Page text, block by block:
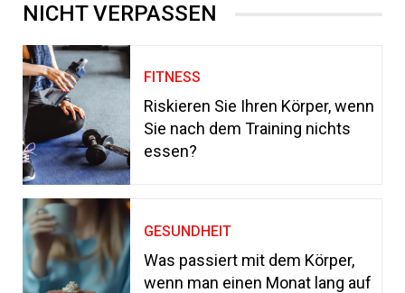
NICHT VERPASSEN
FITNESS
Riskieren Sie Ihren Körper, wenn
Sie nach dem Training nichts
essen?
GESUNDHEIT
Was passiert mit dem Körper,
wenn man einen Monat lang auf